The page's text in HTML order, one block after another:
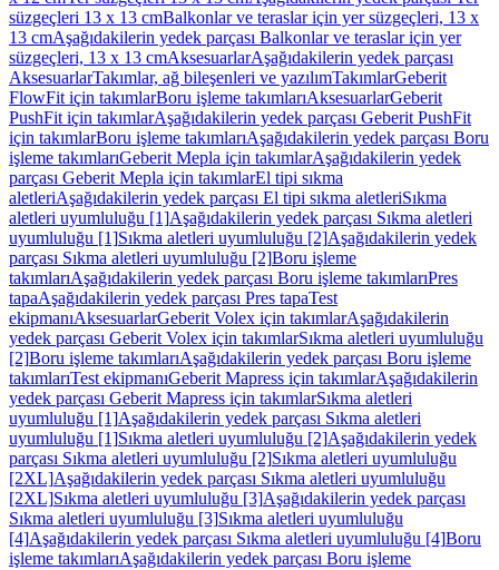
süzgeçleri 13 x 13 cmBalkonlar ve teraslar için yer süzgeçleri, 13 x
13 cmAşağıdakilerin yedek parçası Balkonlar ve teraslar için yer
süzgeçleri, 13 x 13 cmAksesuarlarAşağıdakilerin yedek parçası
AksesuarlarTakımlar, ağ bileşenleri ve yazılımTakımlarGeberit
FlowFit için takımlarBoru işleme takımlarıAksesuarlarGeberit
PushFit için takımlarAşağıdakilerin yedek parçası Geberit PushFit
için takımlarBoru işleme takımlarıAşağıdakilerin yedek parçası Boru
işleme takımlarıGeberit Mepla için takımlarAşağıdakilerin yedek
parçası Geberit Mepla için takımlarEl tipi sıkma
aletleriAşağıdakilerin yedek parçası El tipi sıkma aletleriSıkma
aletleri uyumluluğu [1]Aşağıdakilerin yedek parçası Sıkma aletleri
uyumluluğu [1]Sıkma aletleri uyumluluğu [2]Aşağıdakilerin yedek
parçası Sıkma aletleri uyumluluğu [2]Boru işleme
takımlarıAşağıdakilerin yedek parçası Boru işleme takımlarıPres
tapaAşağıdakilerin yedek parçası Pres tapaTest
ekipmanıAksesuarlarGeberit Volex için takımlarAşağıdakilerin
yedek parçası Geberit Volex için takımlarSıkma aletleri uyumluluğu
[2]Boru işleme takımlarıAşağıdakilerin yedek parçası Boru işleme
takımlarıTest ekipmanıGeberit Mapress için takımlarAşağıdakilerin
yedek parçası Geberit Mapress için takımlarSıkma aletleri
uyumluluğu [1]Aşağıdakilerin yedek parçası Sıkma aletleri
uyumluluğu [1]Sıkma aletleri uyumluluğu [2]Aşağıdakilerin yedek
parçası Sıkma aletleri uyumluluğu [2]Sıkma aletleri uyumluluğu
[2XL]Aşağıdakilerin yedek parçası Sıkma aletleri uyumluluğu
[2XL]Sıkma aletleri uyumluluğu [3]Aşağıdakilerin yedek parçası
Sıkma aletleri uyumluluğu [3]Sıkma aletleri uyumluluğu
[4]Aşağıdakilerin yedek parçası Sıkma aletleri uyumluluğu [4]Boru
işleme takımlarıAşağıdakilerin yedek parçası Boru işleme